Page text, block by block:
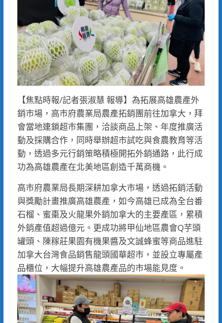
【焦點時報/記者張淑慧 報導】為拓展高雄農產外
銷市場，高市府農業局農產拓銷團前往加拿大，拜
會當地連鎖超市集團，洽談商品上架、年度推廣活
動及採購合作，同時舉辦超市試吃與食農教育等活
動，透過多元行銷策略積極開拓外銷通路，此行成
功為高雄農產在北美地區創造千萬商機。
高市府農業局長期深耕加拿大市場，透過拓銷活動
與獎勵計畫推廣高雄農產，如今高雄已成為全台番
石榴、蜜棗及火龍果外銷加拿大的主要產區，累積
外銷產值超過億元。更成功將甲仙地區農會Q芋頭
罐頭、陳稼莊果園有機果醬及文誠蜂蜜等商品進駐
加拿大台灣食品銷售龍頭國華超市，並設立專屬產
品櫃位，大幅提升高雄農產品的市場能見度。